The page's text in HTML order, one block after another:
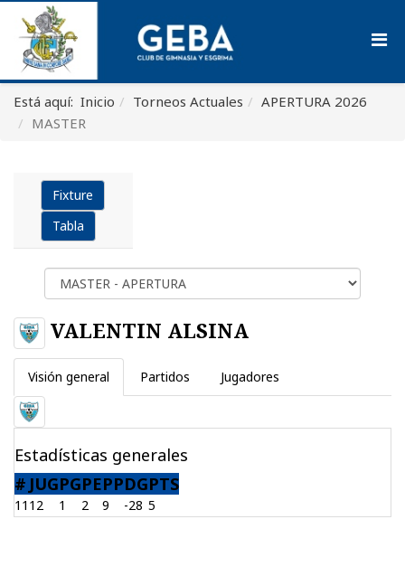
Está aquí: Inicio Torneos Actuales
APERTURA 2026
MASTER
Fixture
Tabla
VALENTIN ALSINA
Visión general Partidos Jugadores
Estadísticas generales
# JUGPGPEPPDGPTS
11 12 1 2 9 -28 5